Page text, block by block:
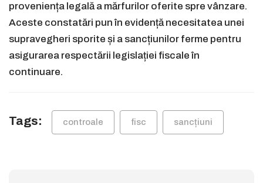
proveniența legală a mărfurilor oferite spre vânzare.
Aceste constatări pun în evidență necesitatea unei
supravegheri sporite și a sancțiunilor ferme pentru
asigurarea respectării legislației fiscale în
continuare.
Tags: controale fisc sancțiuni